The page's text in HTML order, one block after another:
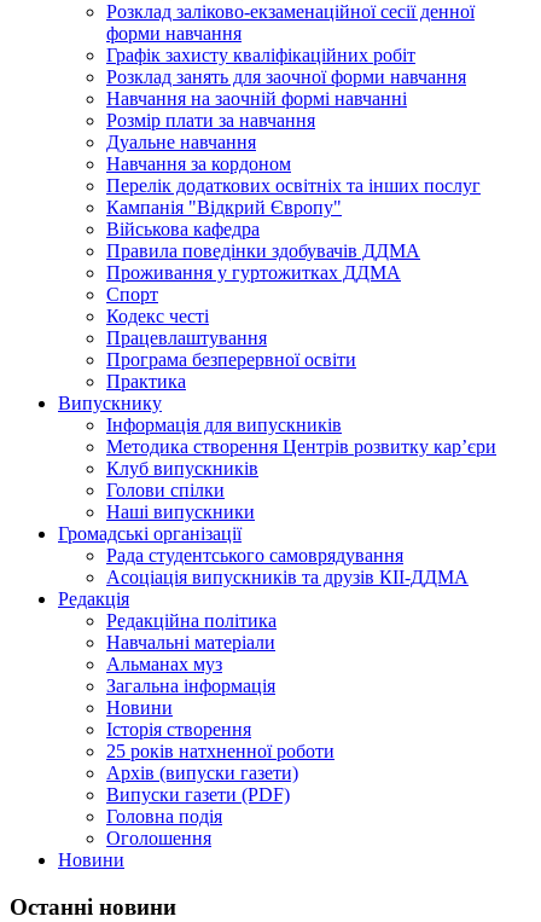
Розклад заліково-екзаменаційної сесії денної
форми навчання
Графік захисту кваліфікаційних робіт
Розклад занять для заочної форми навчання
Навчання на заочній формі навчанні
Розмір плати за навчання
Дуальне навчання
Навчання за кордоном
Перелік додаткових освітніх та інших послуг
Кампанія "Відкрий Європу"
Військова кафедра
Правила поведінки здобувачів ДДМА
Проживання у гуртожитках ДДМА
Спорт
Кодекс честі
Працевлаштування
Програма безперервної освіти
Практика
Випускнику
Інформація для випускників
Методика створення Центрів розвитку кар’єри
Клуб випускників
Голови спілки
Наші випускники
Громадські організації
Рада студентського самоврядування
Асоціація випускників та друзів КІІ-ДДМА
Редакція
Редакційна політика
Навчальні матеріали
Альманах муз
Загальна інформація
Новини
Історія створення
25 років натхненної роботи
Архів (випуски газети)
Випуски газети (PDF)
Головна подія
Оголошення
Новини
Останні новини